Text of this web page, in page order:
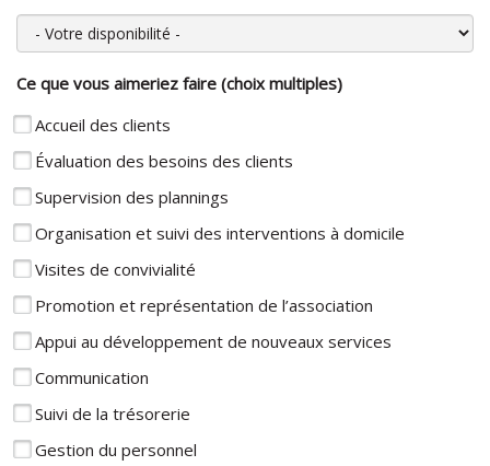
Votre disponibilité
Ce que vous aimeriez faire (choix multiples)
Accueil des clients
Évaluation des besoins des clients
Supervision des plannings
Organisation et suivi des interventions à domicile
Visites de convivialité
Promotion et représentation de l’association
Appui au développement de nouveaux services
Communication
Suivi de la trésorerie
Gestion du personnel